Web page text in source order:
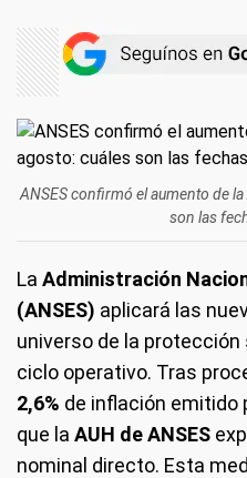
ANSES confirmó el aumento de
son las
La Administración
(ANSES) aplicará las
universo de la
ciclo operativo. Tras
2,6% de inflación emitido
que la AUH de ANSES
nominal directo. Esta